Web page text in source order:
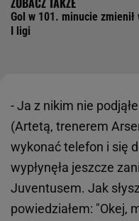
Gol w 101. minucie
I ligi
- Ja z nikim nie
(Artetą, trenerem
wykonać telefon i się
wypłynęła jeszcze
Juventusem. Jak
powiedziałem: "Okej,